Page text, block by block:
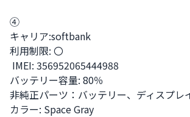
④
キャリア:softbank
利用制限: 〇
バッテリー容量: 80％
非純正パーツ：バッテリー、ディスプレ
カラー: Space Gray